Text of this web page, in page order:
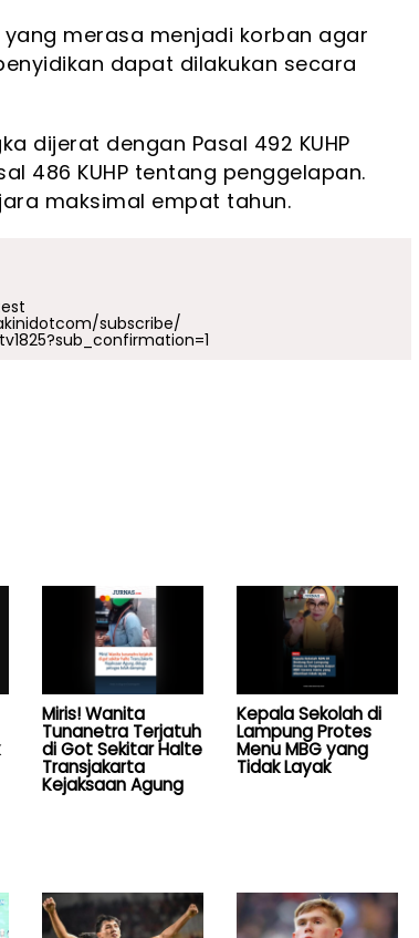
merasa menjadi korban agar
dapat dilakukan secara
dijerat dengan Pasal 492 KUHP
486 KUHP tentang penggelapan.
maksimal empat tahun.
subscribe/
Miris! Wanita
Tunanetra Terjatuh
di Got Sekitar Halte
Transjakarta
Kejaksaan Agung
Kepala Sekolah di
Lampung Protes
Menu MBG yang
Tidak Layak